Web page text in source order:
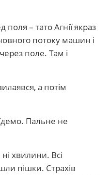
– тато Агнії якраз
потоку машин і
поле. Там і
а потім
Пальне не
хвилини. Всі
пішки. Страхів